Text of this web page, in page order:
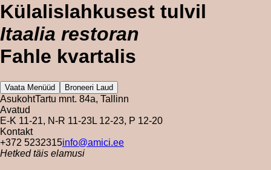
Külalislahkusest tulvil
Itaalia restoran
Fahle kvartalis
Vaata Menüüd Broneeri Laud
AsukohtTartu mnt. 84a, Tallinn
Avatud
E-K 11-21, N-R 11-23L 12-23, P 12-20
Kontakt
+372 5232315info@amici.ee
Hetked täis elamusi